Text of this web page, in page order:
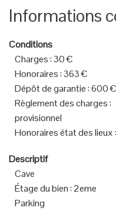
Informations
Conditions
Charges:30 €
Honoraires:363 €
Dépôt de garantie:600 €
Règlement des charges:
provisionnel
Honoraires état des lieux:
Descriptif
Cave
Étage du bien:2eme
Parking